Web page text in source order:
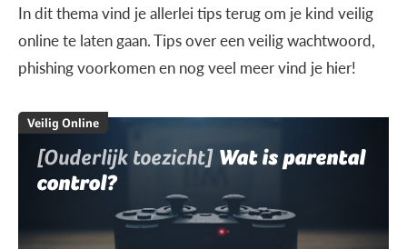
In dit thema vind je allerlei tips terug om je kind veilig
online te laten gaan. Tips over een veilig wachtwoord,
phishing voorkomen en nog veel meer vind je hier!
Veilig Online
[Ouderlijk toezicht] Wat is parental
control?